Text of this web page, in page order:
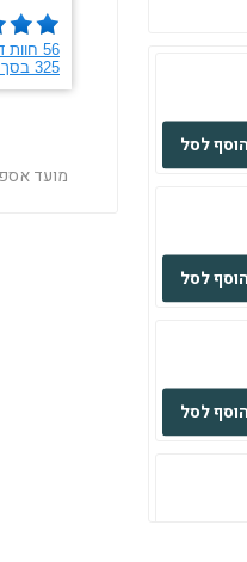
הוסף לסל
הוסף לסל
הוסף לסל
מועד